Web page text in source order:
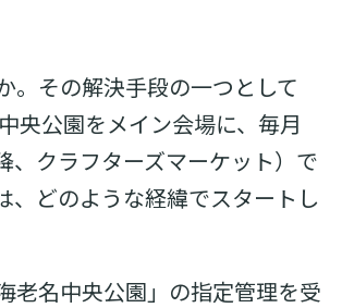
。その解決手段の一つとして
央公園をメイン会場に、毎月
、クラフターズマーケット）で
、どのような経緯でスタートし
老名中央公園」の指定管理を受